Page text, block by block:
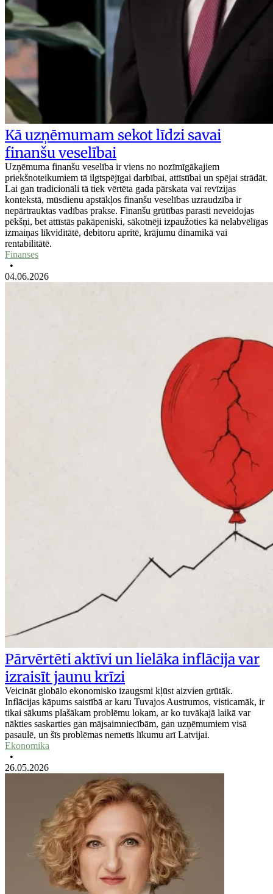
Kā uzņēmumam sekot līdzi savai
finanšu veselībai
Uzņēmuma finanšu veselība ir viens no nozīmīgākajiem
priekšnoteikumiem tā ilgtspējīgai darbībai, attīstībai un spējai strādāt.
Lai gan tradicionāli tā tiek vērtēta gada pārskata vai revīzijas
kontekstā, mūsdienu apstākļos finanšu veselības uzraudzība ir
nepārtrauktas vadības prakse. Finanšu grūtības parasti neveidojas
pēkšņi, bet attīstās pakāpeniski, sākotnēji izpaužoties kā nelabvēlīgas
izmaiņas likviditātē, debitoru apritē, krājumu dinamikā vai
rentabilitātē.
Finanses
•
04.06.2026
Pārvērtēti aktīvi un lielāka inflācija var
izraisīt jaunu krīzi
Veicināt globālo ekonomisko izaugsmi kļūst aizvien grūtāk.
Inflācijas kāpums saistībā ar karu Tuvajos Austrumos, visticamāk, ir
tikai sākums plašākam problēmu lokam, ar ko tuvākajā laikā var
nākties saskarties gan mājsaimniecībām, gan uzņēmumiem visā
pasaulē, un šīs problēmas nemetīs līkumu arī Latvijai.
Ekonomika
•
26.05.2026